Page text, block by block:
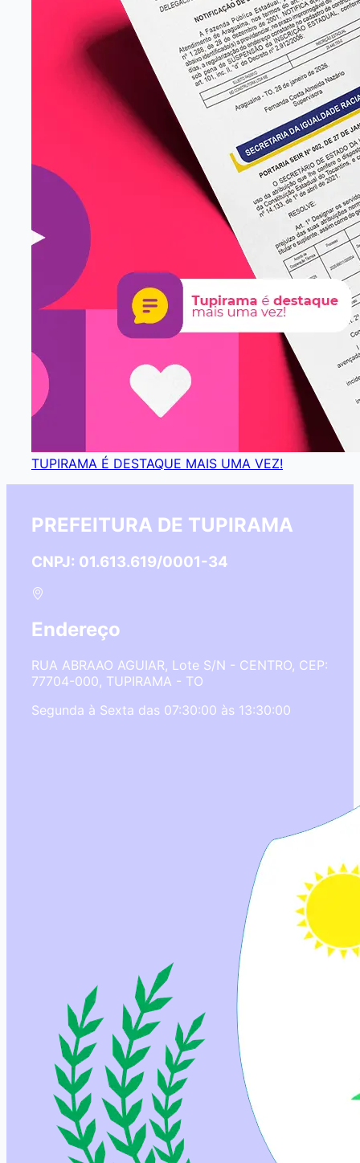
TUPIRAMA É DESTAQUE MAIS UMA VEZ!
PREFEITURA DE TUPIRAMA
CNPJ: 01.613.619/0001-34
Endereço
RUA ABRAAO AGUIAR, Lote S/N - CENTRO, CEP:
77704-000, TUPIRAMA - TO
Segunda à Sexta das 07:30:00 às 13:30:00